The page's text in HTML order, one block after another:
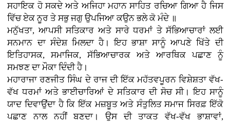
ਸਹਾਇਕ ਹੋ ਸਕਦੇ ਅਤੇ ਅਜਿਹਾ ਮਹਾਨ ਸਾਹਿਤ ਰਚਿਆ ਗਿਆ ਹੈ ਜਿਸ
ਵਿੱਚ ਏਕ ਨੂਰ ਤੇ ਸਭੁ ਜਗੁ ਉਪਜਿਆ ਕਉਨ ਭਲੇ ਕੋ ਮੰਦੇ ॥
ਮਨੁੱਖਤਾ, ਆਪਸੀ ਸਤਿਕਾਰ ਅਤੇ ਸਾਰੇ ਧਰਮਾਂ ਤੇ ਸੱਭਿਆਚਾਰਾਂ ਲਈ
ਸਨਮਾਨ ਦਾ ਸੰਦੇਸ਼ ਮਿਲਦਾ ਹੈ। ਇਹ ਭਾਸ਼ਾ ਸਾਨੂੰ ਆਪਣੇ ਖਿੱਤੇ ਦੀ
ਇਤਿਹਾਸਕ, ਸਮਾਜਿਕ, ਸੱਭਿਆਚਾਰਕ ਅਤੇ ਆਰਥਿਕ ਪਛਾਣ ਨੂੰ
ਸਮਝਣ ਦਾ ਮੌਕਾ ਦਿੰਦੀ ਹੈ।
ਮਹਾਰਾਜਾ ਰਣਜੀਤ ਸਿੰਘ ਦੇ ਰਾਜ ਦੀ ਇੱਕ ਮਹੱਤਵਪੂਰਨ ਵਿਸ਼ੇਸ਼ਤਾ ਵੱਖ-
ਵੱਖ ਧਰਮਾਂ ਅਤੇ ਭਾਈਚਾਰਿਆਂ ਦੇ ਸਤਿਕਾਰ ਦੀ ਸੋਚ ਸੀ। ਇਹ ਸਾਨੂੰ
ਯਾਦ ਦਿਵਾਉਂਦਾ ਹੈ ਕਿ ਇੱਕ ਮਜ਼ਬੂਤ ਅਤੇ ਸੰਤੁਲਿਤ ਸਮਾਜ ਸਿਰਫ਼ ਇੱਕੋ
ਪਛਾਣ ਨਾਲ ਨਹੀਂ ਬਣਦਾ। ਉਸ ਦੀ ਤਾਕਤ ਵੱਖ-ਵੱਖ ਭਾਸ਼ਾਵਾਂ,